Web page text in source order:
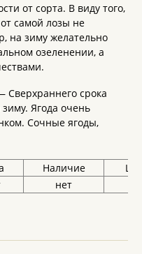
от сорта. В виду того,
самой лозы не
на зиму желательно
озеленении, а
Сверхраннего срока
Ягода очень
Сочные ягоды,
Наличие
нет